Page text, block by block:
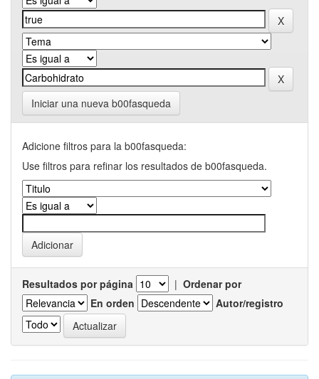
Iniciar una nueva b00fasqueda
Adicione filtros para la b00fasqueda:
Use filtros para refinar los resultados de b00fasqueda.
Resultados por página | Ordenar por
En orden
Autor/registro